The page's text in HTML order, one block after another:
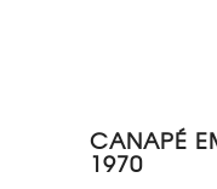
CANAPÉ
1970